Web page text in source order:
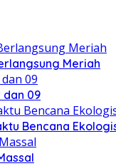
Meriah
dan 09
Bencana